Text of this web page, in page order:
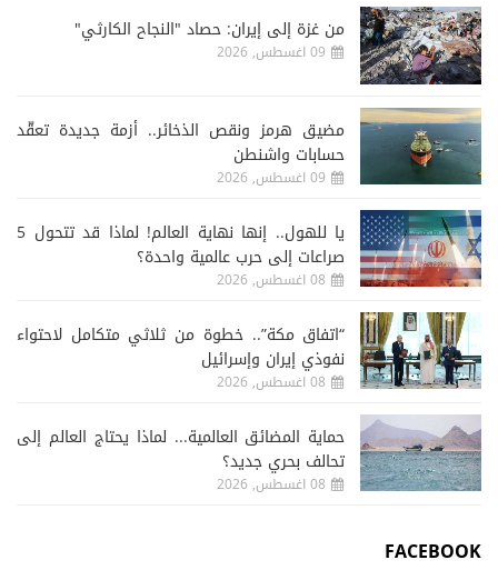
من غزة إلى إيران: حصاد "النجاح الكارثي"
09 اغسطس, 2026
مضيق هرمز ونقص الذخائر.. أزمة جديدة تعقّد
حسابات واشنطن
09 اغسطس, 2026
يا للهول.. إنها نهاية العالم! لماذا قد تتحول 5
صراعات إلى حرب عالمية واحدة؟
08 اغسطس, 2026
“اتفاق مكة”.. خطوة من ثلاثي متكامل لاحتواء
نفوذي إيران وإسرائيل
08 اغسطس, 2026
حماية المضائق العالمية... لماذا يحتاج العالم إلى
تحالف بحري جديد؟
08 اغسطس, 2026
FACEBOOK